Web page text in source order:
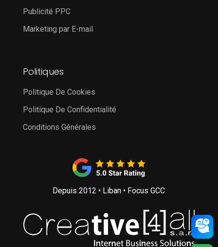
Publicité PPC
Marketing par E-mail
Politiques
Politique De Cookies
Politique De Confidentialité
Conditions Générales
Depuis 2012 • Liban • Focus GCC